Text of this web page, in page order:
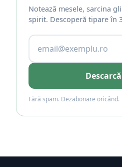
Notează mesele, sarcina
spirit. Descoperă tipare în
Fără spam. Dezabonare oricând.